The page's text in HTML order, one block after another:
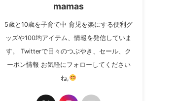
mamas
5歳と10歳を子育て中 育児を楽にする便利グ
ッズや100均アイテム、情報を発信していま
す。 Twitterで日々のつぶやき、セール、ク
ーポン情報 お気軽にフォローしてください
ね,